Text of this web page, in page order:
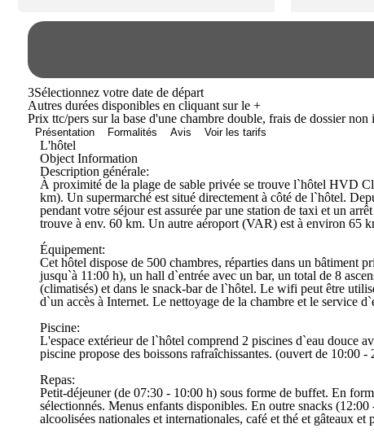
3Sélectionnez votre date de départ
Autres durées disponibles en cliquant sur le +
Prix ttc/pers sur la base d'une chambre double, frais de dossier
Présentation Formalités Avis Voir les tarifs
L'hôtel
Object Information
Description générale:
À proximité de la plage de sable privée se trouve l`hôtel HVD
km). Un supermarché est situé directement à côté de l`hôtel.
pendant votre séjour est assurée par une station de taxi et un
trouve à env. 60 km. Un autre aéroport (VAR) est à environ 65
Équipement:
Cet hôtel dispose de 500 chambres, réparties dans un bâtiment
jusqu`à 11:00 h), un hall d`entrée avec un bar, un total de 8
(climatisés) et dans le snack-bar de l`hôtel. Le wifi peut être
d`un accès à Internet. Le nettoyage de la chambre et le service
Piscine:
L'espace extérieur de l`hôtel comprend 2 piscines d`eau douce
piscine propose des boissons rafraîchissantes. (ouvert de 10:00 -
Repas:
Petit-déjeuner (de 07:30 - 10:00 h) sous forme de buffet. En
sélectionnés. Menus enfants disponibles. En outre snacks
alcoolisées nationales et internationales, café et thé et gâteaux